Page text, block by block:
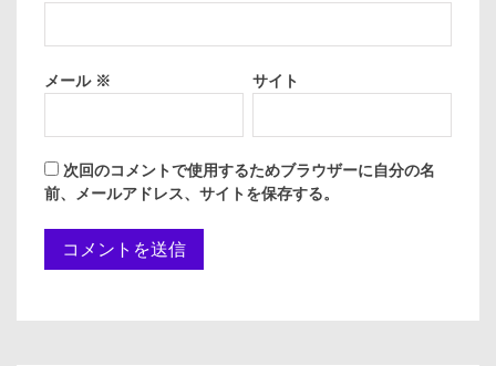
メール ※ サイト
次回のコメントで使用するためブラウザーに自分の名
前、メールアドレス、サイトを保存する。